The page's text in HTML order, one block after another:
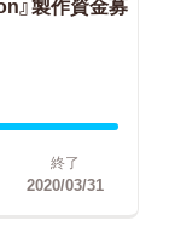
終了
2020/03/31